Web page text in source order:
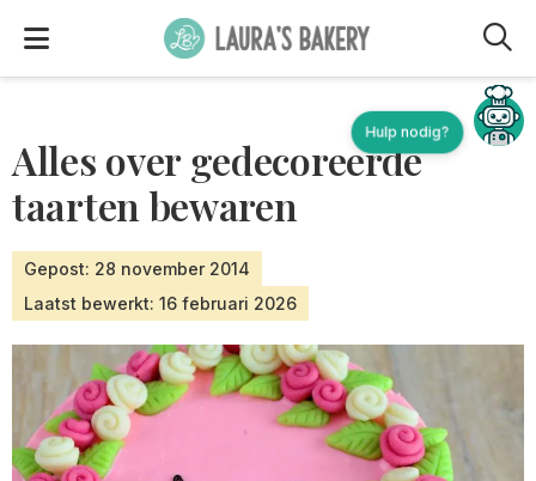
Alles over gedecoreerde
taarten bewaren
Gepost: 28 november 2014
Laatst bewerkt: 16 februari 2026
Hulp nodig?